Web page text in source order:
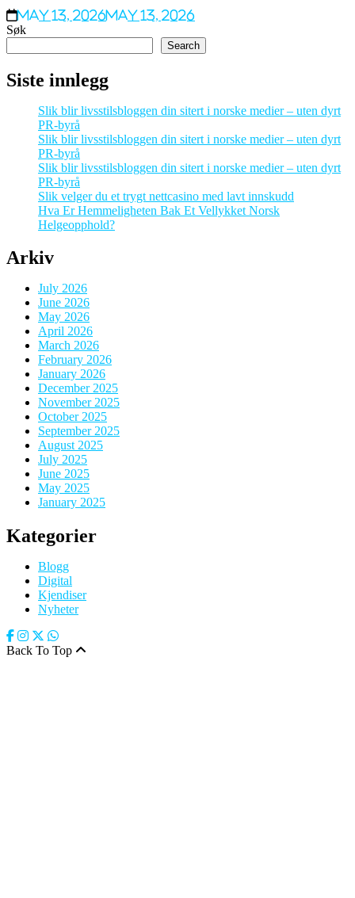
May 13, 2026May 13, 2026
Søk
Search
Siste innlegg
Slik blir livsstilsbloggen din sitert i norske medier – uten dyrt
PR-byrå
Slik blir livsstilsbloggen din sitert i norske medier – uten dyrt
PR-byrå
Slik blir livsstilsbloggen din sitert i norske medier – uten dyrt
PR-byrå
Slik velger du et trygt nettcasino med lavt innskudd
Hva Er Hemmeligheten Bak Et Vellykket Norsk
Helgeopphold?
Arkiv
July 2026
June 2026
May 2026
April 2026
March 2026
February 2026
January 2026
December 2025
November 2025
October 2025
September 2025
August 2025
July 2025
June 2025
May 2025
January 2025
Kategorier
Blogg
Digital
Kjendiser
Nyheter
Back To Top